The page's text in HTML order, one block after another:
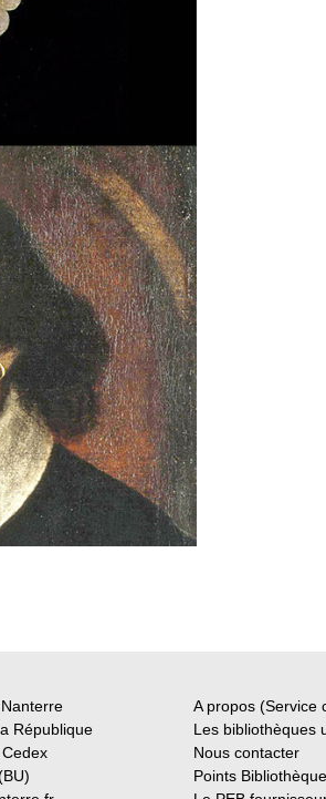
République
A propos (Service
Les bibliothèques
Nous contacter
Points